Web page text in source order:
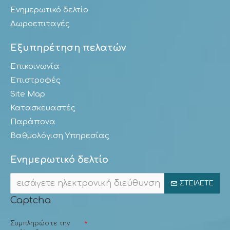
Ενημερωτικό δελτίο
Δωροεπιταγές
Εξυπηρέτηση πελατών
Επικοινωνία
Επιστροφές
Site Map
Κατασκευαστές
Παράπονα
Βαθμολόγιση Υπηρεσίας
Ενημερωτικό δελτίο
ΣΤΕΊΛΕΤΕ
Captcha
Συμπληρώστε την